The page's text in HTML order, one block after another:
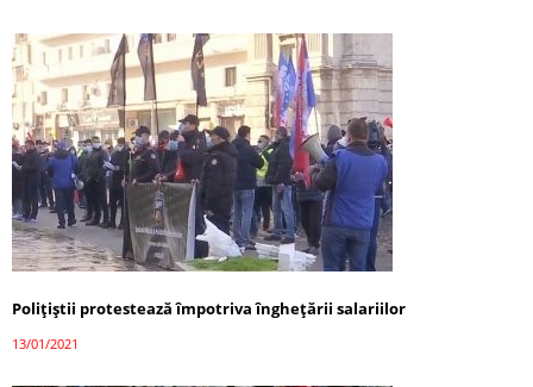
Polițiștii protestează împotriva înghețării salariilor
13/01/2021